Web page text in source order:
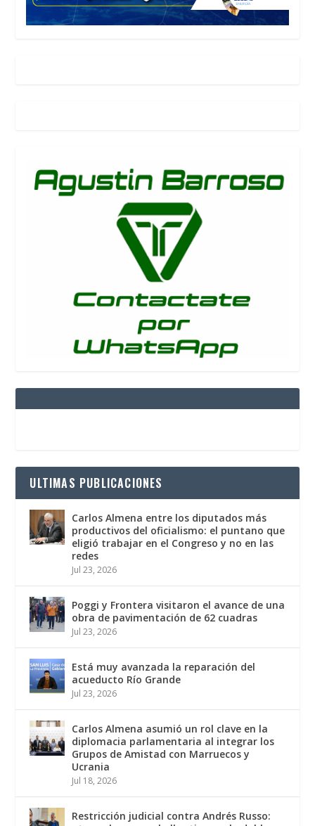
ULTIMAS PUBLICACIONES
Carlos Almena entre los diputados más
productivos del oficialismo: el puntano que
eligió trabajar en el Congreso y no en las
redes
Jul 23, 2026
Poggi y Frontera visitaron el avance de una
obra de pavimentación de 62 cuadras
Jul 23, 2026
Está muy avanzada la reparación del
acueducto Río Grande
Jul 23, 2026
Carlos Almena asumió un rol clave en la
diplomacia parlamentaria al integrar los
Grupos de Amistad con Marruecos y
Ucrania
Jul 18, 2026
Restricción judicial contra Andrés Russo: